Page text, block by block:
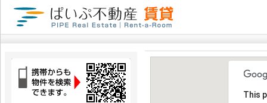
This